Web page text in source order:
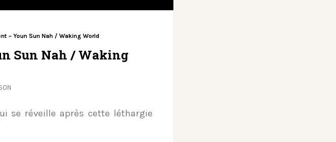
– Youn Sun Nah / Waking World
Sun Nah / Waking
se réveille après cette léthargie